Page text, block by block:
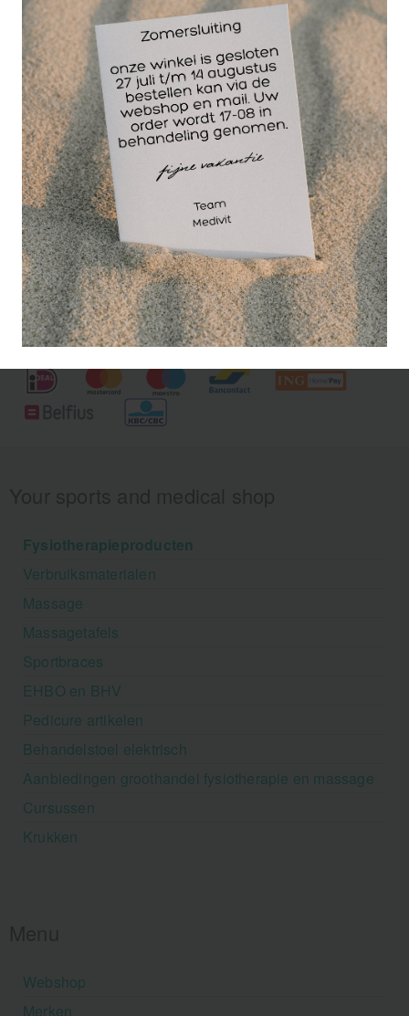
Met een gewichtsmanchet kan makkelijk gewicht
toegevoegd worden bij oefenigen met de benen of
armen. Door de klittenband is de gewichtszak
eenvoudig te bevestigen aan pols of enkel en
daarna eenvoudig te verwijderen om snel door te
gaan met de volgende oefening.
Gewichtsmanchetten kunnen gebruikt worden bij
fysiotherapie, krachttraining etc. Gemaakt van
neopreen en per paar verpakt.
Fysiotherapieproducten
Verbruiksmaterialen
Massage
Massagetafels
Sportbraces
EHBO en BHV
Pedicure artikelen
Behandelstoel elektrisch
Aanbiedingen groothandel fysiotherapie en massage
Cursussen
Krukken
Webshop
Merken